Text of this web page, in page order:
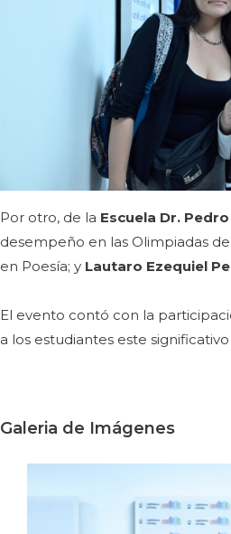
Por otro, de la Escuela Dr.
desempeño en las Olimpiadas
en Poesía; y Lautaro Ezequiel
El evento contó con la
a los estudiantes este
Galeria de Imágenes